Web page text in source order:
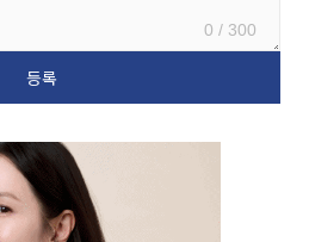
0 / 300